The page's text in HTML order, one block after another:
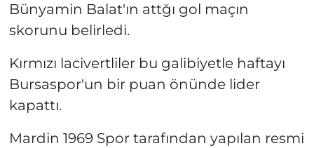
Bünyamin Balat'ın attğı gol maçın
skorunu belirledi.
Kırmızı lacivertliler bu galibiyetle haftayı
Bursaspor'un bir puan önünde lider
kapattı.
Mardin 1969 Spor tarafından yapılan resmi